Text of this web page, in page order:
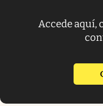
Accede aquí,